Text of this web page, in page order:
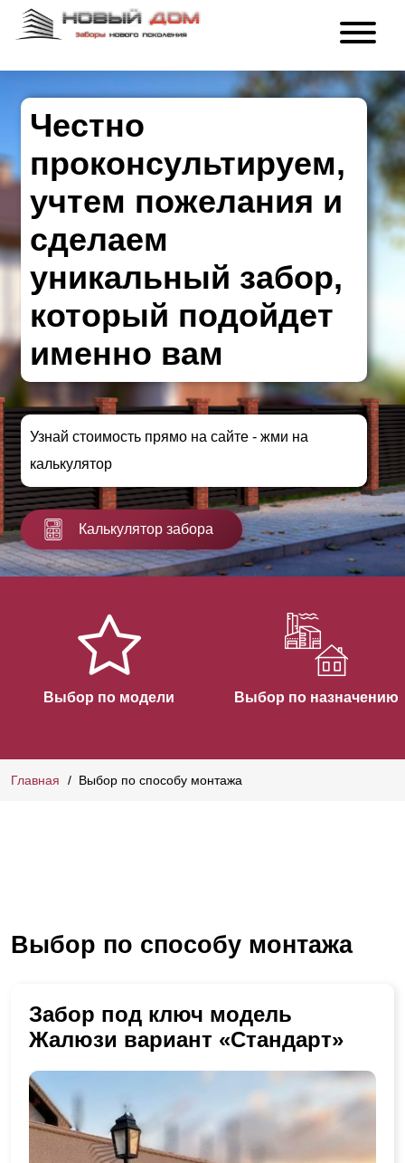
Честно
проконсультируем,
учтем пожелания и
сделаем
уникальный забор,
который подойдет
именно вам
Узнай стоимость прямо на сайте - жми на
калькулятор
Калькулятор забора
Выбор по модели Выбор по назначению
Главная Выбор по способу монтажа
Выбор по способу монтажа
Забор под ключ модель
Жалюзи вариант «Стандарт»